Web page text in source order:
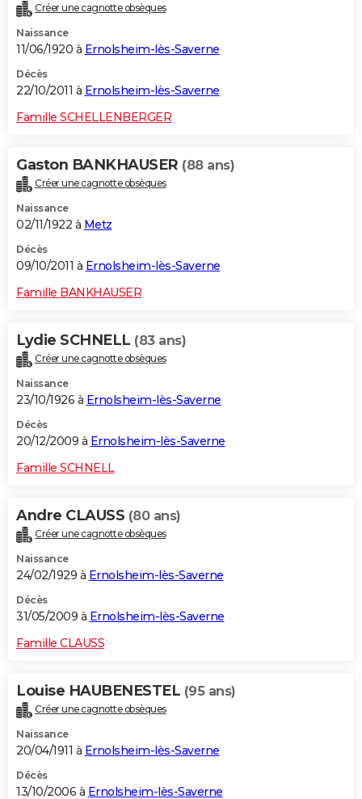
Créer une cagnotte obsèques
Naissance
11/06/1920 à Ernolsheim-lès-Saverne
Décès
22/10/2011 à Ernolsheim-lès-Saverne
Famille SCHELLENBERGER
Gaston BANKHAUSER (88 ans)
Créer une cagnotte obsèques
Naissance
02/11/1922 à Metz
Décès
09/10/2011 à Ernolsheim-lès-Saverne
Famille BANKHAUSER
Lydie SCHNELL (83 ans)
Créer une cagnotte obsèques
Naissance
23/10/1926 à Ernolsheim-lès-Saverne
Décès
20/12/2009 à Ernolsheim-lès-Saverne
Famille SCHNELL
Andre CLAUSS (80 ans)
Créer une cagnotte obsèques
Naissance
24/02/1929 à Ernolsheim-lès-Saverne
Décès
31/05/2009 à Ernolsheim-lès-Saverne
Famille CLAUSS
Louise HAUBENESTEL (95 ans)
Créer une cagnotte obsèques
Naissance
20/04/1911 à Ernolsheim-lès-Saverne
Décès
13/10/2006 à Ernolsheim-lès-Saverne